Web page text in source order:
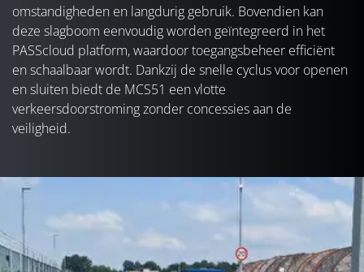
omstandigheden en langdurig gebruik. Bovendien kan
deze slagboom eenvoudig worden geïntegreerd in het
PASScloud platform, waardoor toegangsbeheer efficiënt
en schaalbaar wordt. Dankzij de snelle cyclus voor openen
en sluiten biedt de MCS51 een vlotte
verkeersdoorstroming zonder concessies aan de
veiligheid.